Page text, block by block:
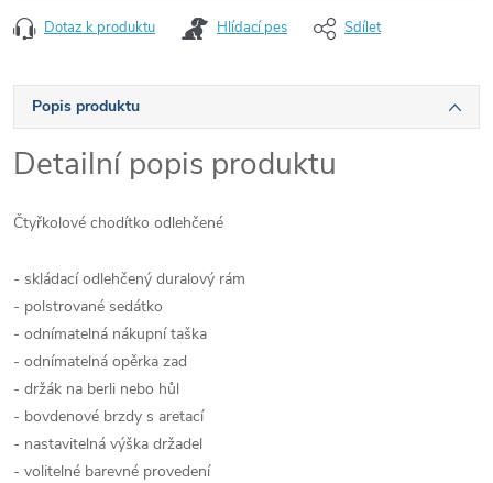
Dotaz k produktu Hlídací pes Sdílet
Popis produktu
Detailní popis produktu
Čtyřkolové chodítko odlehčené
- skládací odlehčený duralový rám
- polstrované sedátko
- odnímatelná nákupní taška
- odnímatelná opěrka zad
- držák na berli nebo hůl
- bovdenové brzdy s aretací
- nastavitelná výška držadel
- volitelné barevné provedení